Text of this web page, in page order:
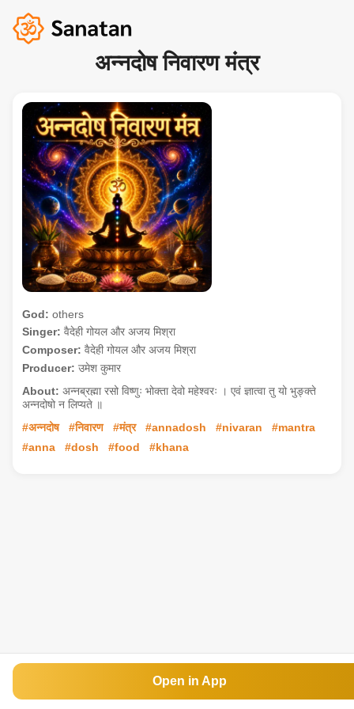
अन्नदोष निवारण मंत्र
God: others
Singer: वैदेही गोयल और अजय मिश्रा
Composer: वैदेही गोयल और अजय मिश्रा
Producer: उमेश कुमार
About: अन्नब्रह्मा रसो विष्णुः भोक्ता देवो महेश्वरः । एवं ज्ञात्वा तु यो भुङ्क्ते
अन्नदोषो न लिप्यते ॥
#अन्नदोष
#निवारण #मंत्र #annadosh #nivaran
#mantra
#anna
#dosh #food #khana
Open in App